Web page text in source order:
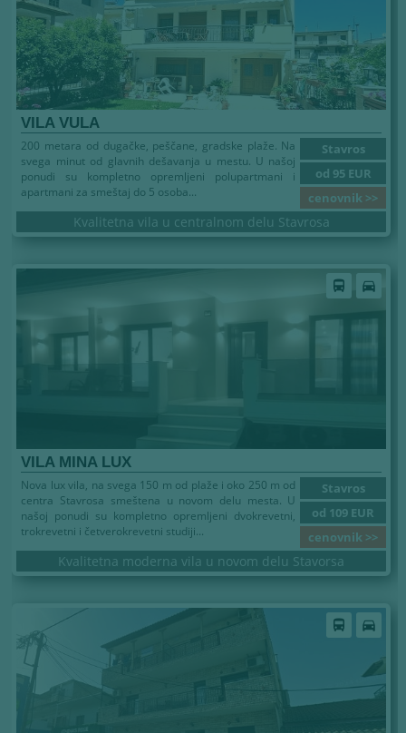
VILA VULA
Stavros
od 95 EUR
cenovnik >>
200 metara od dugačke, peščane, gradske plaže. Na
svega minut od glavnih dešavanja u mestu. U našoj
ponudi su kompletno opremljeni polupartmani i
apartmani za smeštaj do 5 osoba...
Kvalitetna vila u centralnom delu Stavrosa
directions_bus directions_car
VILA MINA LUX
Stavros
od 109 EUR
cenovnik >>
Nova lux vila, na svega 150 m od plaže i oko 250 m od
centra Stavrosa smeštena u novom delu mesta. U
našoj ponudi su kompletno opremljeni dvokrevetni,
trokrevetni i četverokrevetni studiji...
Kvalitetna moderna vila u novom delu Stavorsa
directions_bus directions_car